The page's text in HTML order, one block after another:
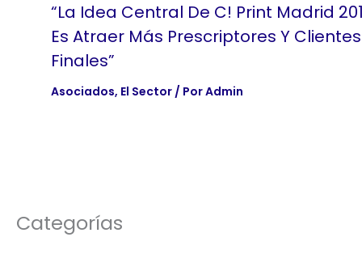
“La Idea Central De C! Print Madrid
Es Atraer Más Prescriptores Y Clientes
Finales”
Asociados, El Sector/ PorAdmin
Categorías